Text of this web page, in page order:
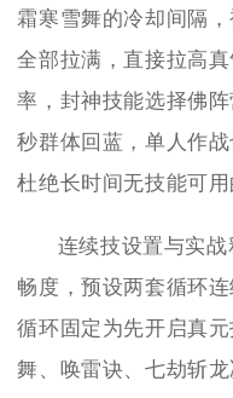
霜寒雪舞的冷却间隔
全部拉满，直接拉高
率，封神技能选择佛
秒群体回蓝，单人作
杜绝长时间无技能可用
连续技设置与实
畅度，预设两套循环
循环固定为先开启真
舞、唤雷诀、七劫斩